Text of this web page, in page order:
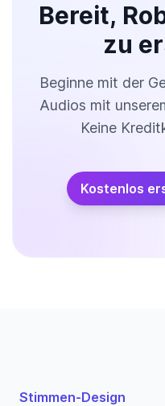
Bereit,
zu
Beginne mit der
Audios mit
Keine
Kostenlos
Stimmen-Design